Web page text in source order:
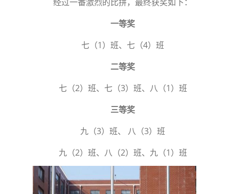
一等奖
七（1）班、七（4）班
二等奖
七（2）班、七（3）班、八（1）班
三等奖
九（3）班、 八（3）班
九（2）班、八（2）班、九（1）班